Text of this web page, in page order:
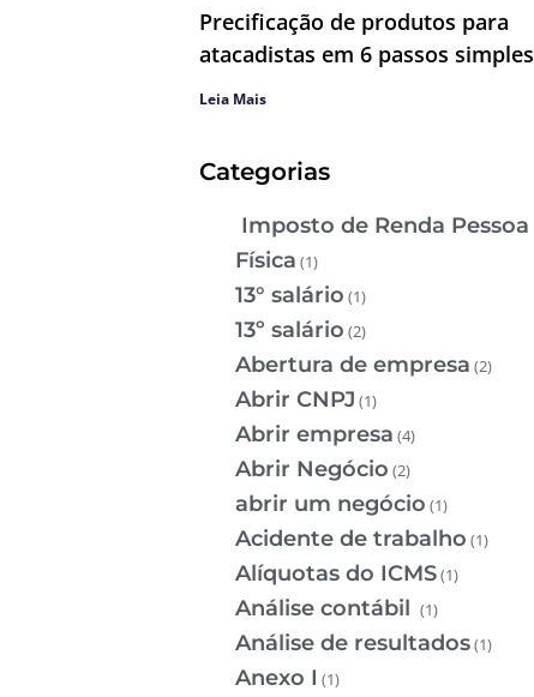
Precificação de produtos para
atacadistas em 6 passos simples
Leia Mais
Categorias
Imposto de Renda Pessoa
Física (1)
13° salário (1)
13º salário (2)
Abertura de empresa (2)
Abrir CNPJ (1)
Abrir empresa (4)
Abrir Negócio (2)
abrir um negócio (1)
Acidente de trabalho (1)
Alíquotas do ICMS(1)
Análise contábil (1)
Análise de resultados(1)
Anexo I (1)